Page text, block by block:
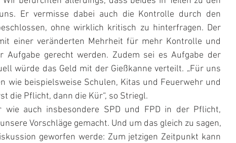
Er vermisse dabei auch die Kontrolle durch den
ohne wirklich kritisch zu hinterfragen. Der
einer veränderten Mehrheit für mehr Kontrolle und
Aufgabe gerecht werden. Zudem sei es Aufgabe der
würde das Geld mit der Gießkanne verteilt. „Für uns
wie beispielsweise Schulen, Kitas und Feuerwehr und
die Pflicht, dann die Kür“, so Striegl.
wie auch insbesondere SPD und FPD in der Pflicht,
Vorschläge gemacht. Und um das gleich zu sagen,
geworfen werde: Zum jetzigen Zeitpunkt kann